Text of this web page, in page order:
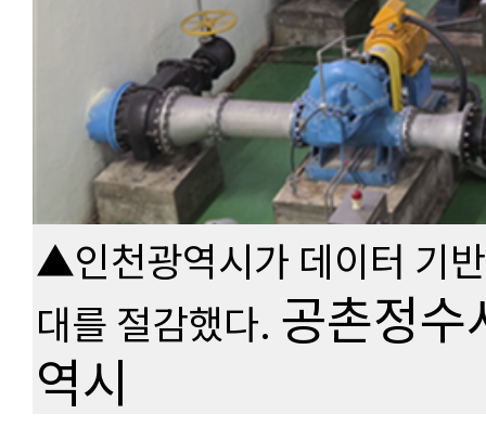
▲인천광역시가 데이터 기
대를 절감했다. 공촌정
역시